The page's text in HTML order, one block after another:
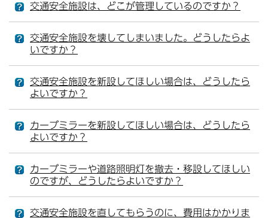
交通安全施設は、どこが管理しているのですか？
交通安全施設を壊してしまいました。どうしたらよ
いですか？
交通安全施設を新設してほしい場合は、どうしたら
よいですか？
カーブミラーを新設してほしい場合は、どうしたら
よいですか？
カーブミラーや道路照明灯を撤去・移設してほしい
のですが、どうしたらよいですか？
交通安全施設を直してもらうのに、費用はかかりま